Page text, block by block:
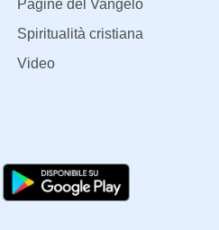
Pagine del Vangelo
Spiritualità cristiana
Video